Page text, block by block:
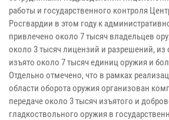
работы и государственного контроля
Росгвардии в этом году к
привлечено около 7 тысяч владельцев
около 3 тысяч лицензий и разрешений, из
изъято около 7 тысяч единиц оружия и
Отдельно отмечено, что в рамках
области оборота оружия организован
передаче около 3 тысяч изъятого и
гладкоствольного оружия в